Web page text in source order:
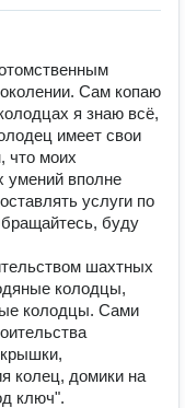
Сам копаю
я знаю всё,
имеет свои
что моих
умений вполне
услуги по
буду
шахтных
колодцы,
колодцы. Сами
колец, домики на
ключ".